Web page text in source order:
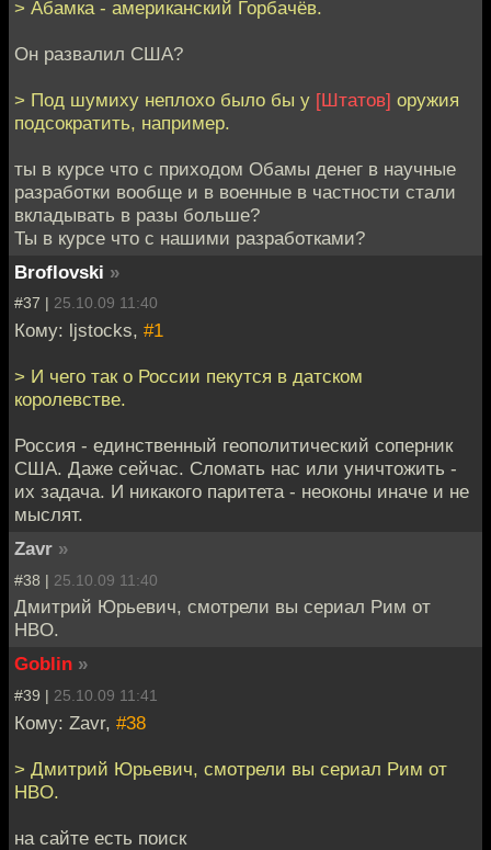
> Абамка - американский Горбачёв.
Он развалил США?
> Под шумиху неплохо было бы у [Штатов] оружия
подсократить, например.
ты в курсе что с приходом Обамы денег в научные
разработки вообще и в военные в частности стали
вкладывать в разы больше?
Ты в курсе что с нашими разработками?
Broflovski »
#37 | 25.10.09 11:40
Кому: ljstocks, #1
> И чего так о России пекутся в датском
королевстве.
Россия - единственный геополитический соперник
США. Даже сейчас. Сломать нас или уничтожить -
их задача. И никакого паритета - неоконы иначе и не
мыслят.
Zavr »
#38 | 25.10.09 11:40
Дмитрий Юрьевич, смотрели вы сериал Рим от
HBO.
Goblin »
#39 | 25.10.09 11:41
Кому: Zavr, #38
> Дмитрий Юрьевич, смотрели вы сериал Рим от
HBO.
на сайте есть поиск